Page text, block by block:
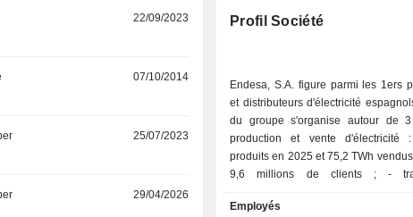
22/09/2023
07/10/2014
25/07/2023
29/04/2026
Profil Société
Endesa, S.A. figure parmi les 1ers
et distributeurs d'électricité
du groupe s'organise autour de
production et vente d'électricité
produits en 2025 et 75,2 TWh
9,6 millions de clients ; - transmission
de 321 843 km de lignes
Employés